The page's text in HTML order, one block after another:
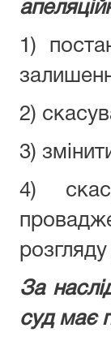
1)
2)
3)
4)
розгляду
За
суд має